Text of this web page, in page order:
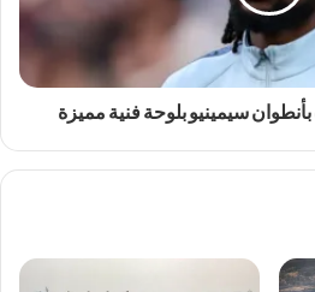
سيمينيو بلوحة فنية مميزة